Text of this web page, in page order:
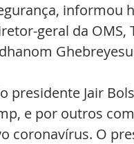
informou
geral da OMS,
presidente Jair
e por outros
coronavírus. O